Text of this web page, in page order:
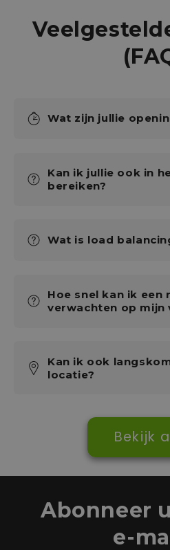
Wat zijn jullie
Kan ik jullie ook in
bereiken?
Wat is load
Hoe snel kan ik een
verwachten op mijn
Kan ik ook
locatie?
Bekijk
Abonneer
e-